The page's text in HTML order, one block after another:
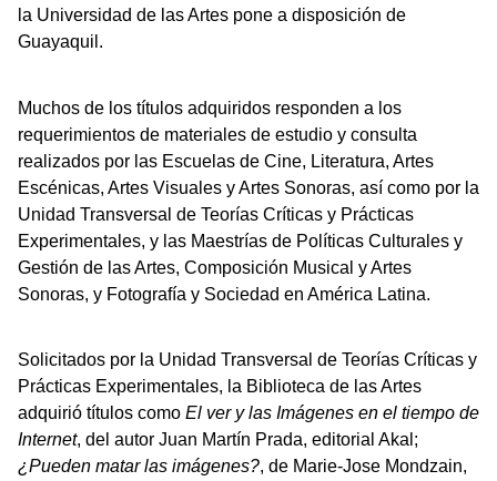
la Universidad de las Artes pone a disposición de
Guayaquil.
Muchos de los títulos adquiridos responden a los
requerimientos de materiales de estudio y consulta
realizados por las Escuelas de Cine, Literatura, Artes
Escénicas, Artes Visuales y Artes Sonoras, así como por la
Unidad Transversal de Teorías Críticas y Prácticas
Experimentales, y las Maestrías de Políticas Culturales y
Gestión de las Artes, Composición Musical y Artes
Sonoras, y Fotografía y Sociedad en América Latina.
Solicitados por la Unidad Transversal de Teorías Críticas y
Prácticas Experimentales, la Biblioteca de las Artes
adquirió títulos como El ver y las Imágenes en el tiempo de
Internet, del autor Juan Martín Prada, editorial Akal;
¿Pueden matar las imágenes?, de Marie-Jose Mondzain,